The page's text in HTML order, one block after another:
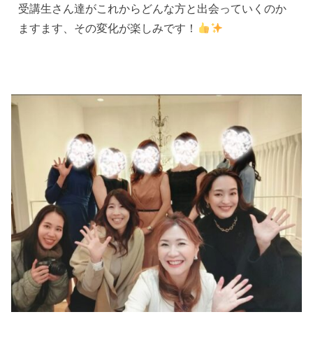
受講生さん達がこれからどんな方と出会っていくのか
ますます、その変化が楽しみです！